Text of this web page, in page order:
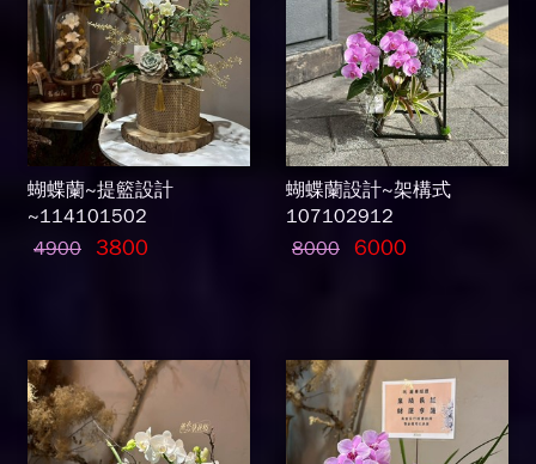
蝴蝶蘭~提籃設計
~114101502
4900 3800
蝴蝶蘭設計~架構式
107102912
8000 6000